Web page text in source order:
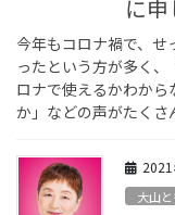
に
今年もコロナ禍で、
ったという方が多く
ロナで使えるかわか
か」などの声がたく
大山